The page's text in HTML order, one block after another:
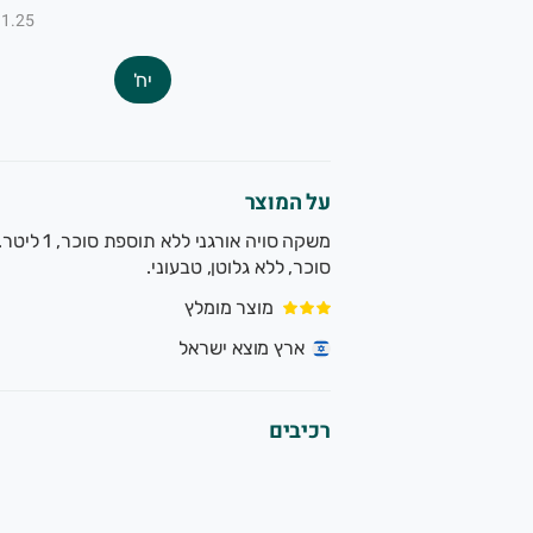
₪1.25 ל-
יח'
על המוצר
סוכר, ללא גלוטן, טבעוני.
מוצר מומלץ
ארץ מוצא ישראל
רכיבים